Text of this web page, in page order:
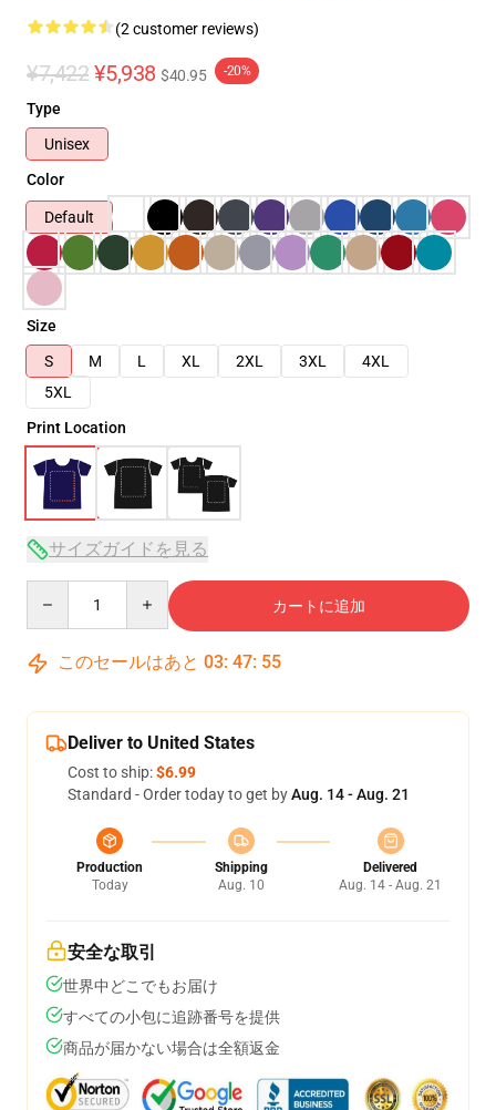
(2 customer reviews)
¥7,422 ¥5,938 $40.95 -20%
Type
Unisex
Color
Default
Size
S
M L XL 2XL 3XL
4XL
5XL
Print Location
サイズガイドを見る
カートに追加
このセールはあと 03: 47: 54
Deliver to United States
Cost to ship:$6.99
Standard - Order today to get byAug. 14 - Aug. 21
Production
Today
Shipping
Aug. 10
Delivered
Aug. 14 - Aug. 21
安全な取引
世界中どこでもお届け
すべての小包に追跡番号を提供
商品が届かない場合は全額返金